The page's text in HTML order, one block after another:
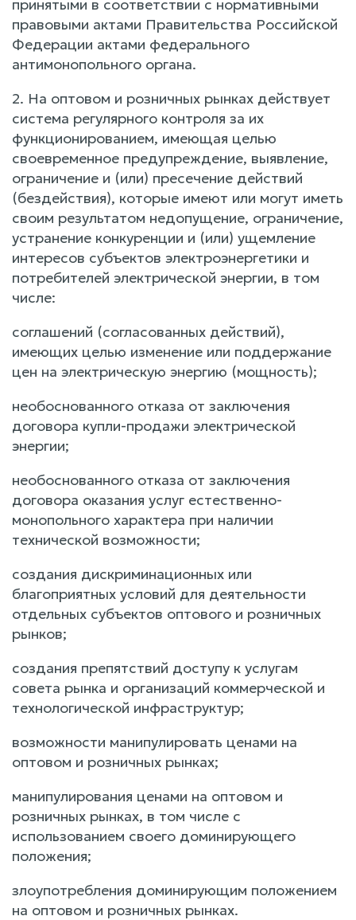
принятыми в соответствии с нормативными
правовыми актами Правительства Российской
Федерации актами федерального
антимонопольного органа.
2. На оптовом и розничных рынках действует
система регулярного контроля за их
функционированием, имеющая целью
своевременное предупреждение, выявление,
ограничение и (или) пресечение действий
(бездействия), которые имеют или могут иметь
своим результатом недопущение, ограничение,
устранение конкуренции и (или) ущемление
интересов субъектов электроэнергетики и
потребителей электрической энергии, в том
числе:
соглашений (согласованных действий),
имеющих целью изменение или поддержание
цен на электрическую энергию (мощность);
необоснованного отказа от заключения
договора купли-продажи электрической
энергии;
необоснованного отказа от заключения
договора оказания услуг естественно-
монопольного характера при наличии
технической возможности;
создания дискриминационных или
благоприятных условий для деятельности
отдельных субъектов оптового и розничных
рынков;
создания препятствий доступу к услугам
совета рынка и организаций коммерческой и
технологической инфраструктур;
возможности манипулировать ценами на
оптовом и розничных рынках;
манипулирования ценами на оптовом и
розничных рынках, в том числе с
использованием своего доминирующего
положения;
злоупотребления доминирующим положением
на оптовом и розничных рынках.